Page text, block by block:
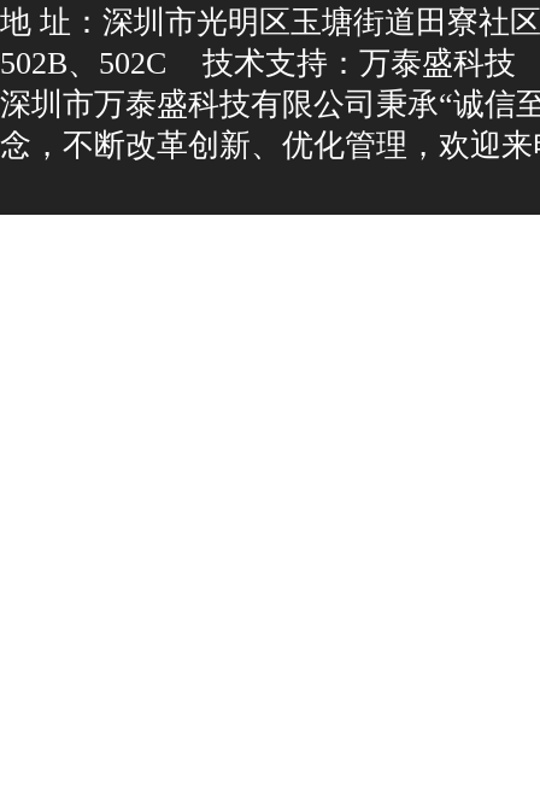
地址：深圳市光明区玉塘街道田寮社
502B、502C
技术支持： 万泰盛科技
深圳市万泰盛科技有限公司秉承“诚信
念，不断改革创新、优化管理，欢迎